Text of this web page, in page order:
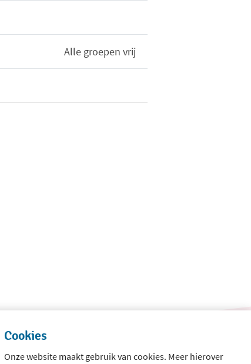
Alle groepen vrij
Cookies
Onze website maakt gebruik van cookies. Meer hierover